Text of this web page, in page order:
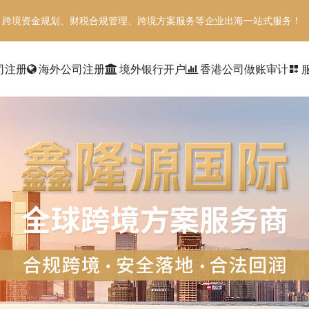
境资金规划、财税合规管理、跨境方案服务等企业出海一站式服务！
注册 海外公司注册 境外银行开户 香港公司做账审计dashboard_customize